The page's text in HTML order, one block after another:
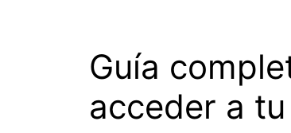
Guía
acceder a